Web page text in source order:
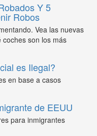
Y 5
Robos
Vea las nuevas
son los más
es Ilegal?
en base a casos
de EEUU
para inmigrantes